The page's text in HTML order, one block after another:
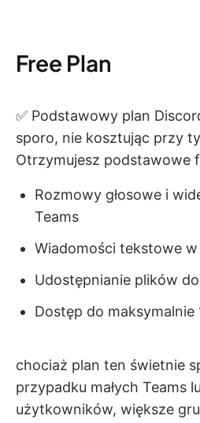
Free Plan
✅ Podstawowy plan
sporo, nie kosztując przy
Otrzymujesz podstawowe
Rozmowy głosowe i
Teams
Wiadomości tekstowe w
Udostępnianie plików
Dostęp do maksymalnie
chociaż plan ten świetnie
przypadku małych Teams
użytkowników, większe